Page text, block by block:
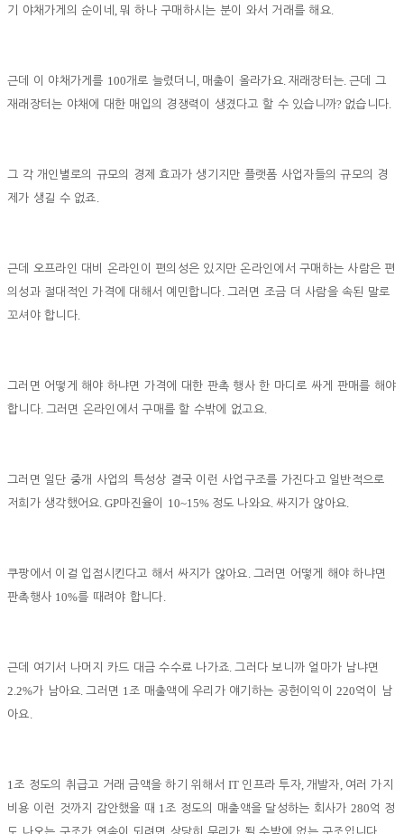
기 야채가게의 순이네 , 뭐 하나 구매하시는 분이 와서 거래를 해요.
근데 이 야채가게를 100개로 늘렸더니 , 매출이 올라가요. 재래장터는.근데 그
재래장터는 야채에 대한 매입의 경쟁력이 생겼다고 할 수 있습니까? 없습니다.
그 각 개인별로의 규모의 경제 효과가 생기지만 플랫폼 사업자들의 규모의 경
제가 생길 수 없죠.
근데 오프라인 대비 온라인이 편의성은 있지만 온라인에서 구매하는 사람은 편
의성과 절대적인 가격에 대해서 예민합니다. 그러면 조금 더 사람을 속된 말로
꼬셔야 합니다.
그러면 어떻게 해야 하냐면 가격에 대한 판촉 행사 한 마디로 싸게 판매를 해야
합니다. 그러면 온라인에서 구매를 할 수밖에 없고요.
그러면 일단 중개 사업의 특성상 결국 이런 사업구조를 가진다고 일반적으로
저희가 생각했어요. GP마진율이 10~15% 정도 나와요. 싸지가 않아요.
쿠팡에서 이걸 입점시킨다고 해서 싸지가 않아요. 그러면 어떻게 해야 하냐면
판촉행사 10%를 때려야 합니다.
근데 여기서 나머지 카드 대금 수수료 나가죠.그러다 보니까 얼마가 남냐면
2.2%가 남아요.그러면 1조 매출액에 우리가 얘기하는 공헌이익이220억이 남
아요.
1조 정도의 취급고 거래 금액을 하기 위해서IT 인프라 투자, 개발자, 여러 가지
비용 이런 것까지 감안했을 때 1조 정도의 매출액을 달성하는 회사가 280억 정